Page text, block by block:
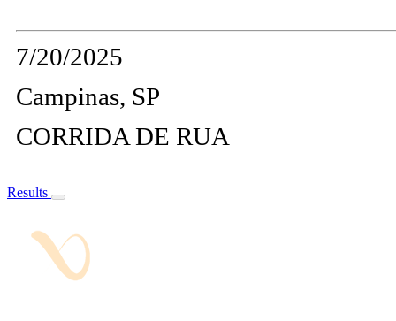
7/20/2025
Campinas, SP
CORRIDA DE RUA
Results